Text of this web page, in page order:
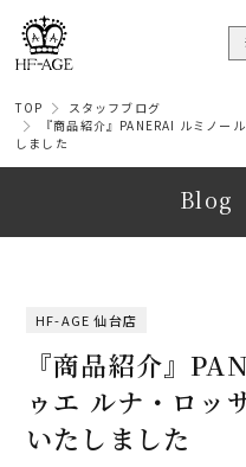
TOP
スタッフブログ
『商品紹介』PANERAI ルミノー
しました
Blog
HF-AGE 仙台店
『商品紹介』
ゥエ ルナ・ロッ
いたしました